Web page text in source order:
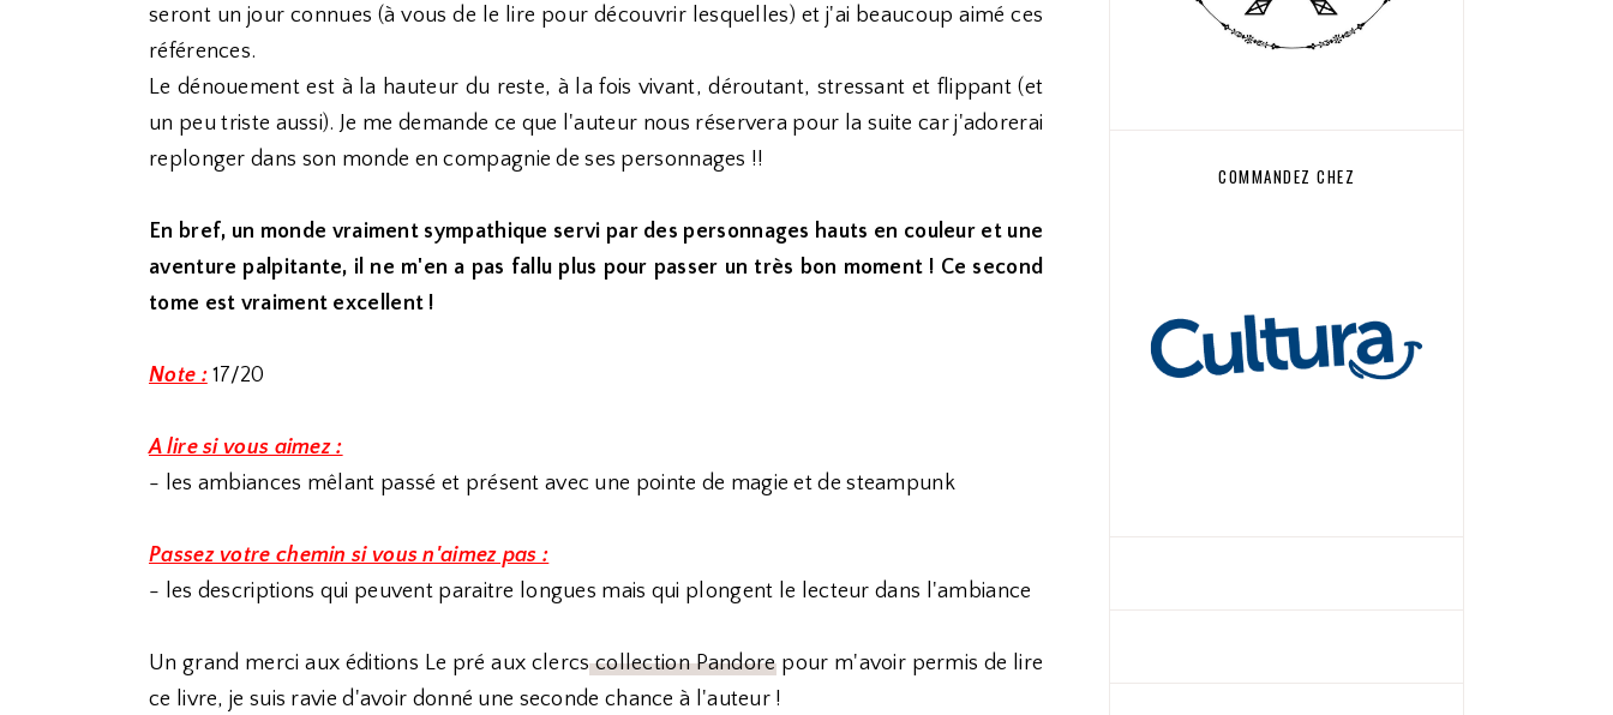
seront un jour connues (à vous de le lire pour découvrir lesquelles) et j'ai beaucoup aimé ces
références.
Le dénouement est à la hauteur du reste, à la fois vivant, déroutant, stressant et flippant (et
un peu triste aussi). Je me demande ce que l'auteur nous réservera pour la suite car j'adorerai
replonger dans son monde en compagnie de ses personnages !!
En bref, un monde vraiment sympathique servi par des personnages hauts en couleur et une
aventure palpitante, il ne m'en a pas fallu plus pour passer un très bon moment ! Ce second
tome est vraiment excellent !
Note :17/20
A lire si vous aimez :
- les ambiances mêlant passé et présent avec une pointe de magie et de steampunk
Passez votre chemin si vous n'aimez pas :
- les descriptions qui peuvent paraitre longues mais qui plongent le lecteur dans l'ambiance
Un grand merci aux éditions Le pré aux clercscollection Pandorepour m'avoir permis de lire
ce livre, je suis ravie d'avoir donné une seconde chance à l'auteur !
COMMANDEZ CHEZ